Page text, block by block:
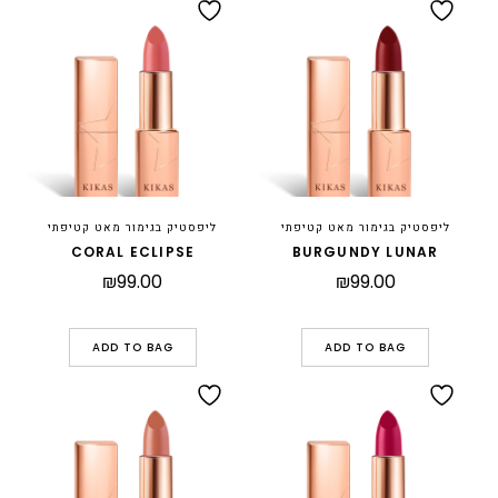
ליפסטיק בגימור מאט קטיפתי
BURGUNDY LUNAR
₪99.00
ADD TO BAG
ליפסטיק בגימור מאט קטיפתי
CORAL ECLIPSE
₪99.00
ADD TO BAG